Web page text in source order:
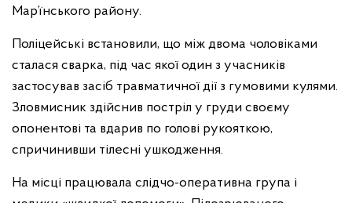
Мар’їнського району.
Поліцейські встановили, що між двома чоловіками
сталася сварка, під час якої один з учасників
застосував засіб травматичної дії з гумовими кулями.
Зловмисник здійснив постріл у груди своєму
опонентові та вдарив по голові рукояткою,
спричинивши тілесні ушкодження.
На місці працювала слідчо-оперативна група і